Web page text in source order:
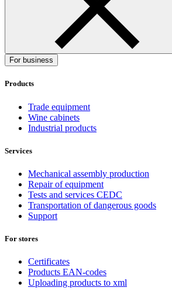
For business
Products
Trade equipment
Wine cabinets
Industrial products
Services
Mechanical assembly production
Repair of equipment
Tests and services CEDC
Transportation of dangerous goods
Support
For stores
Certificates
Products EAN-codes
Uploading products to xml